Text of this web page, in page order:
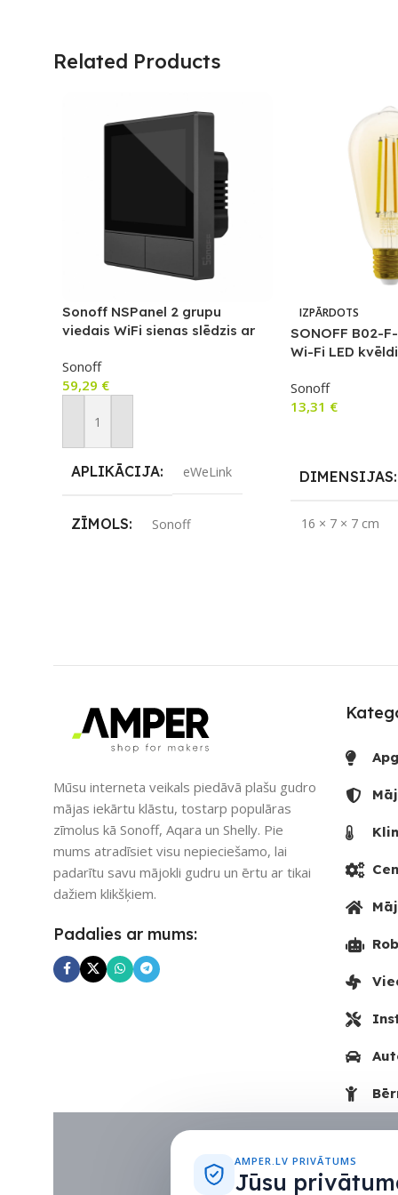
Related Products
Sonoff NSPanel 2 grupu
viedais WiFi sienas slēdzis ar
viedās ainas slēdža funkciju
Sonoff
59,29 €
Pievienot Grozam
APLIKĀCIJA eWeLink
ZĪMOLS Sonoff
IZPĀRDOTS
SONOFF B02-
Wi-Fi LED
Sonoff
13,31 €
DIMENSIJAS
16 × 7 × 7 cm
Wi-Fi
UZREIZ
Mūsu interneta veikals piedāvā plašu gudro
mājas iekārtu klāstu, tostarp populāras
zīmolus kā Sonoff, Aqara un Shelly. Pie
mums atradīsiet visu nepieciešamo, lai
padarītu savu mājokli gudru un ērtu ar tikai
dažiem klikšķiem.
Padalies ar mums:
AMPER.LV PRIVĀTUMS
Jūsu